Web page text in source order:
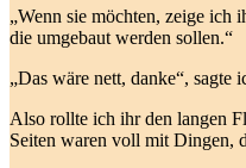
„Wenn sie möchten, zeige ich
die umgebaut werden sollen.“
„Das wäre nett, danke“, sagte
Also rollte ich ihr den langen
Seiten waren voll mit Dingen,